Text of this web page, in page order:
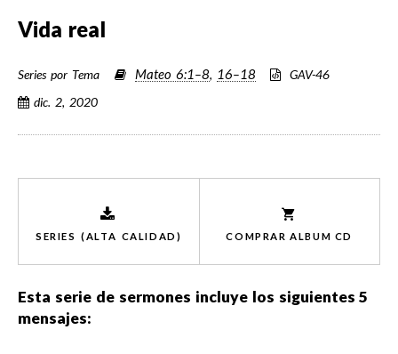
Vida real
Series por Tema Mateo 6:1–8, 16–18
GAV-46
dic. 2, 2020
SERIES (ALTA CALIDAD) COMPRAR ALBUM CD
Esta serie de sermones incluye los siguientes5
mensajes: